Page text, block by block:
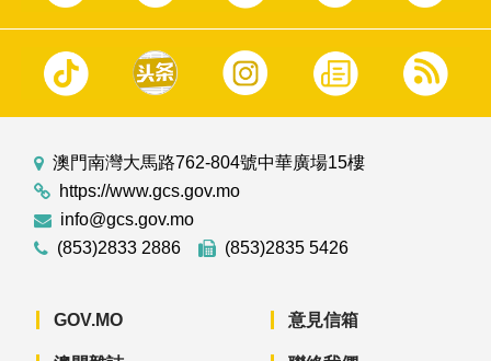
澳門南灣大馬路762-804號中華廣場15樓
https://www.gcs.gov.mo
info@gcs.gov.mo
(853)2833 2886
(853)2835 5426
GOV.MO 意見信箱